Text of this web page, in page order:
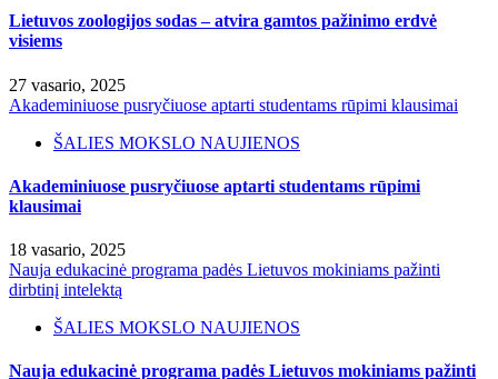
Lietuvos zoologijos sodas – atvira gamtos pažinimo erdvė
visiems
27 vasario, 2025
Akademiniuose pusryčiuose aptarti studentams rūpimi klausimai
ŠALIES MOKSLO NAUJIENOS
Akademiniuose pusryčiuose aptarti studentams rūpimi
klausimai
18 vasario, 2025
Nauja edukacinė programa padės Lietuvos mokiniams pažinti
dirbtinį intelektą
ŠALIES MOKSLO NAUJIENOS
Nauja edukacinė programa padės Lietuvos mokiniams pažinti